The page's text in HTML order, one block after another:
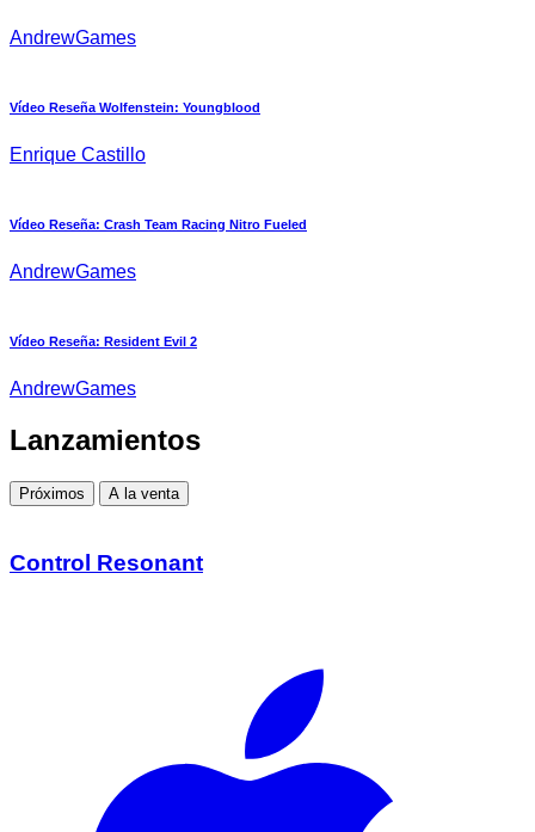
AndrewGames
Vídeo Reseña Wolfenstein: Youngblood
Enrique Castillo
Vídeo Reseña: Crash Team Racing Nitro Fueled
AndrewGames
Vídeo Reseña: Resident Evil 2
AndrewGames
Lanzamientos
Próximos A la venta
Control Resonant